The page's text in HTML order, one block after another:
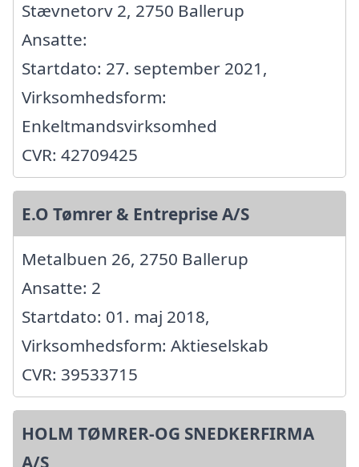
Stævnetorv 2, 2750 Ballerup
Ansatte:
Startdato: 27. september 2021,
Virksomhedsform:
Enkeltmandsvirksomhed
CVR: 42709425
E.O Tømrer & Entreprise A/S
Metalbuen 26, 2750 Ballerup
Ansatte: 2
Startdato: 01. maj 2018,
Virksomhedsform: Aktieselskab
CVR: 39533715
HOLM TØMRER-OG SNEDKERFIRMA
A/S